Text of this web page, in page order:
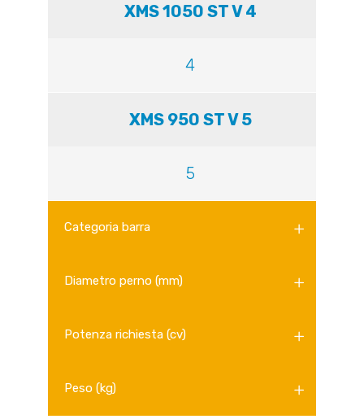
XMS 1050 ST V 4
4
XMS 950 ST V 5
5
Categoria barra
Diametro perno (mm)
Potenza richiesta (cv)
Peso (kg)